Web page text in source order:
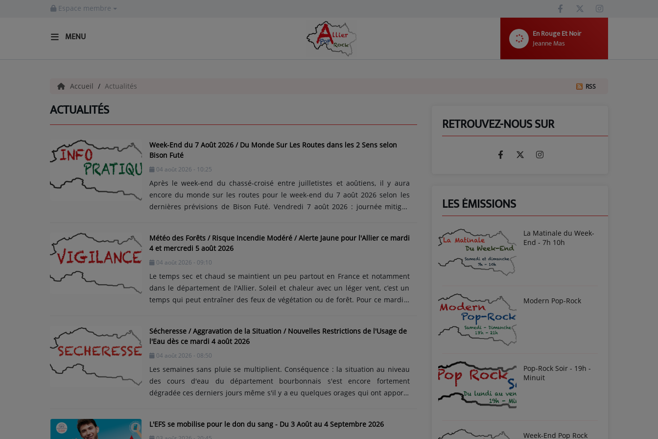
Espace membre
MENU
En Rouge Et Noir
Jeanne Mas
INFOS - ALLIER
INFOS POP ROCK
PODCASTS
Titres diffusés
Accueil Actualités RSS
ACTUALITÉS
Week-End du 7 Août 2026 / Du Monde Sur Les Routes dans les 2 Sens selon
Bison Futé
04 août 2026 - 10:25
Après le week-end du chassé-croisé entre juilletistes et aoûtiens, il y aura
encore du monde sur les routes pour le week-end du 7 août 2026 selon les
dernières prévisions de Bison Futé. Vendredi 7 août 2026 : journée mitigée
France, Normandie, Bretagne, Pays de la Loire et Centre-Val de Loire. Dans le
sens des retours, ça commencera à bouchonner avec du jaune pour notre
région Auvergne-Rhône-Alpes et les départements......
Météo des Forêts / Risque Incendie Modéré / Alerte Jaune pour l'Allier ce mardi
4 et mercredi 5 août 2026
04 août 2026 - 09:10
Le temps sec et chaud se maintient un peu partout en France et notamment
dans le département de l'Allier. Soleil et chaleur avec un léger vent, c’est un
temps qui peut entraîner des feux de végétation ou de forêt. Pour ce mardi 4
mercredi 5 août 2026. Cela signifie que le risque d'incendie sera modéré sur le
département bourbonnais. Soyez extrêmement vigilants. La préfecture de
l’Allier continue......
Sécheresse / Aggravation de la Situation / Nouvelles Restrictions de l'Usage de
l'Eau dès ce mardi 4 août 2026
04 août 2026 - 08:50
Les semaines sans pluie se multiplient. Conséquence : la situation au niveau
des cours d'eau du département bourbonnais s'est encore fortement
dégradée ces derniers jours même s'il y a eu quelques orages qui ont apporté
août 2026, 8h. 7 cours d'eau sont maintenus en état de crise (alerte rouge) : le
L'EFS se mobilise pour le don du sang - Du 3 Août au 4 Septembre 2026
RETROUVEZ-NOUS SUR
LES ÉMISSIONS
La Matinale du Week-
End - 7h 10h
Modern Pop-Rock
Pop-Rock Soir - 19h -
Minuit
Week-End Pop Rock